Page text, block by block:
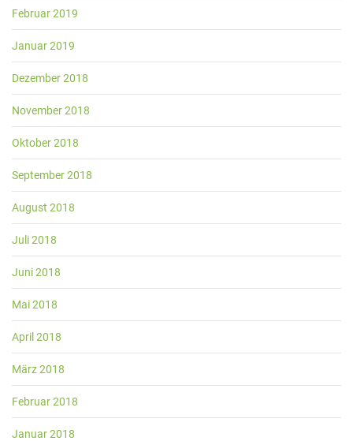
Februar 2019
Januar 2019
Dezember 2018
November 2018
Oktober 2018
September 2018
August 2018
Juli 2018
Juni 2018
Mai 2018
April 2018
März 2018
Februar 2018
Januar 2018